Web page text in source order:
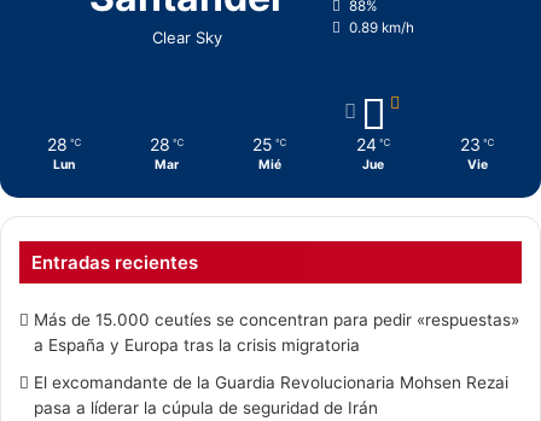
Clear Sky
88%
0.89 km/h
28 ℃
Lun
28 ℃
Mar
25 ℃
Mié
24 ℃
Jue
23 ℃
Vie
Entradas recientes
Más de 15.000 ceutíes se concentran para pedir «respuestas»
a España y Europa tras la crisis migratoria
El excomandante de la Guardia Revolucionaria Mohsen Rezai
pasa a líderar la cúpula de seguridad de Irán